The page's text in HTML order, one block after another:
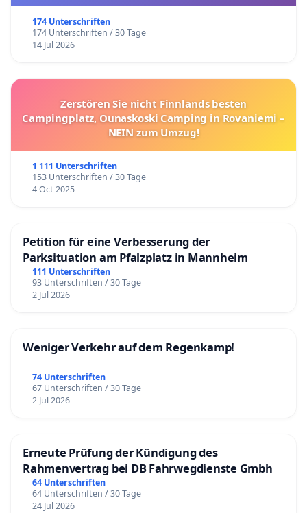
174 Unterschriften
174 Unterschriften / 30 Tage
14 Jul 2026
Zerstören Sie nicht Finnlands besten
Campingplatz, Ounaskoski Camping in Rovaniemi –
NEIN zum Umzug!
1 111 Unterschriften
153 Unterschriften / 30 Tage
4 Oct 2025
Petition für eine Verbesserung der
Parksituation am Pfalzplatz in Mannheim
111 Unterschriften
93 Unterschriften / 30 Tage
2 Jul 2026
Weniger Verkehr auf dem Regenkamp!
74 Unterschriften
67 Unterschriften / 30 Tage
2 Jul 2026
Erneute Prüfung der Kündigung des
Rahmenvertrag bei DB Fahrwegdienste Gmbh
64 Unterschriften
64 Unterschriften / 30 Tage
24 Jul 2026